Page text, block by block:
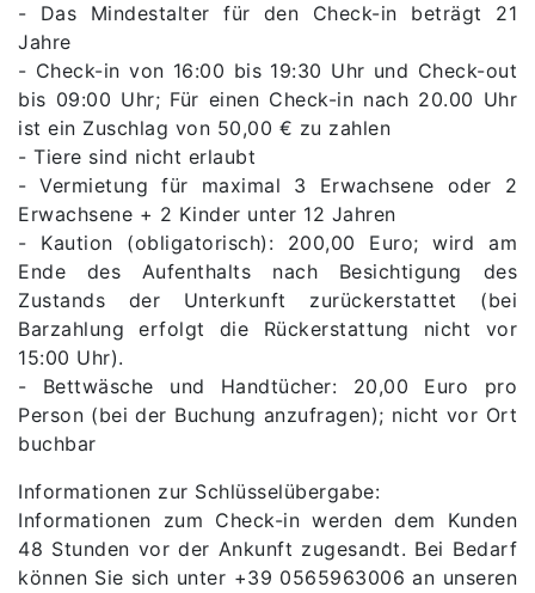
- Das Mindestalter für den Check-in beträgt 21
Jahre
- Check-in von 16:00 bis 19:30 Uhr und Check-out
bis 09:00 Uhr; Für einen Check-in nach 20.00 Uhr
ist ein Zuschlag von 50,00 € zu zahlen
- Tiere sind nicht erlaubt
- Vermietung für maximal 3 Erwachsene oder 2
Erwachsene + 2 Kinder unter 12 Jahren
- Kaution (obligatorisch): 200,00 Euro; wird am
Ende des Aufenthalts nach Besichtigung des
Zustands der Unterkunft zurückerstattet (bei
Barzahlung erfolgt die Rückerstattung nicht vor
15:00 Uhr).
- Bettwäsche und Handtücher: 20,00 Euro pro
Person (bei der Buchung anzufragen); nicht vor Ort
buchbar
Informationen zur Schlüsselübergabe:
Informationen zum Check-in werden dem Kunden
48 Stunden vor der Ankunft zugesandt. Bei Bedarf
können Sie sich unter +39 0565963006 an unseren